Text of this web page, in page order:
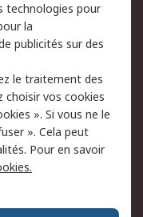
des E-mails
anti-
technologies pour
la
publicités sur des
le traitement des
choisir vos cookies
». Si vous ne le
». Cela peut
Pour en savoir